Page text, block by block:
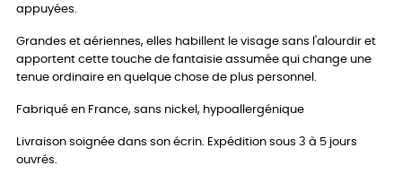
appuyées.
Grandes et aériennes, elles habillent le visage sans l'alourdir et
apportent cette touche de fantaisie assumée qui change une
tenue ordinaire en quelque chose de plus personnel.
Fabriqué en France, sans nickel, hypoallergénique
Livraison soignée dans son écrin. Expédition sous 3 à 5 jours
ouvrés.